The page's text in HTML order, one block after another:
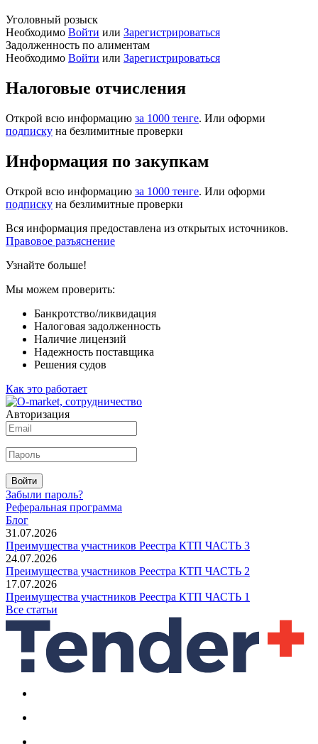
Уголовный розыск
Необходимо Войти или Зарегистрироваться
Задолженность по алиментам
Необходимо Войти или Зарегистрироваться
Налоговые отчисления
Открой всю информацию за 1000 тенге. Или оформи
подписку на безлимитные проверки
Информация по закупкам
Открой всю информацию за 1000 тенге. Или оформи
подписку на безлимитные проверки
Вся информация предоставлена из открытых источников.
Правовое разъяснение
Узнайте больше!
Мы можем проверить:
Банкротство/ликвидация
Налоговая задолженность
Наличие лицензий
Надежность поставщика
Решения судов
Как это работает
Авторизация
Войти
Забыли пароль?
Реферальная программа
Блог
31.07.2026
Преимущества участников Реестра КТП ЧАСТЬ 3
24.07.2026
Преимущества участников Реестра КТП ЧАСТЬ 2
17.07.2026
Преимущества участников Реестра КТП ЧАСТЬ 1
Все статьи